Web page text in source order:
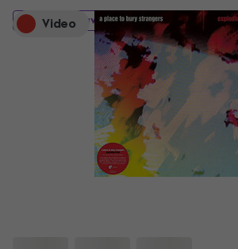
Video
Prodaja je završena